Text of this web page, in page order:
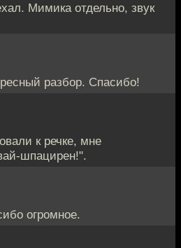
Мимика отдельно, звук
разбор. Спасибо!
к речке, мне
шпацирен!".
огромное.